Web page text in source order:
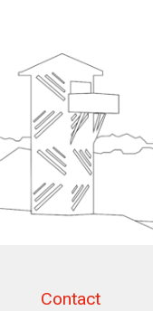
Contact